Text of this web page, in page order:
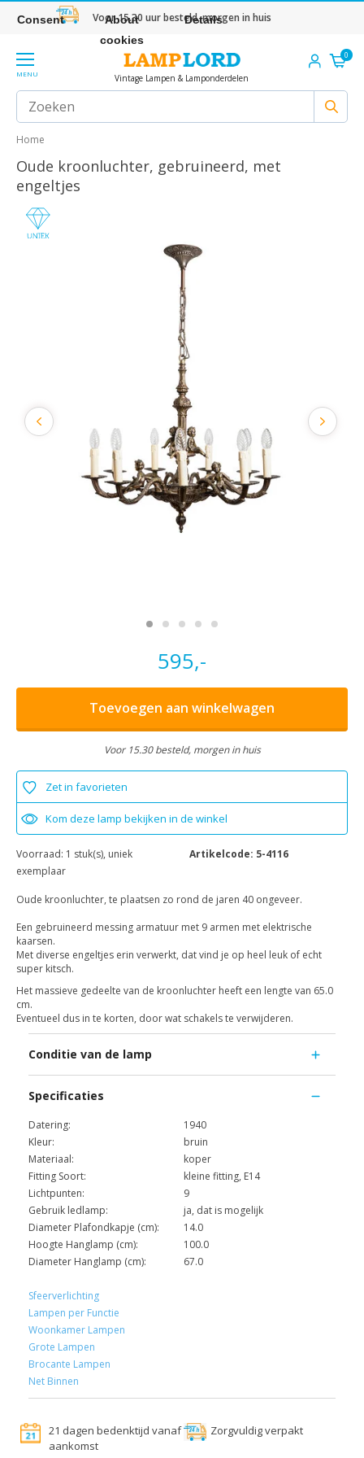
Voor 15.30 uur besteld, morgen in huis
MENU Vintage Lampen & Lamponderdelen
0
Home
Oude kroonluchter, gebruineerd, met
engeltjes
595,-
Toevoegen aan winkelwagen
Voor 15.30 besteld, morgen in huis
Zet in favorieten
Kom deze lamp bekijken in de winkel
Voorraad: 1 stuk(s), uniek
exemplaar
Artikelcode: 5-4116
Oude kroonluchter, te plaatsen zo rond de jaren 40 ongeveer.
Een gebruineerd messing armatuur met 9 armen met elektrische
kaarsen.
Met diverse engeltjes erin verwerkt, dat vind je op heel leuk of echt
super kitsch.
Het massieve gedeelte van de kroonluchter heeft een lengte van 65.0
cm.
Eventueel dus in te korten, door wat schakels te verwijderen.
Conditie van de lamp
Specificaties
Datering:
1940
Kleur:
bruin
Materiaal:
koper
Fitting Soort:
kleine fitting, E14
Lichtpunten:
9
Gebruik ledlamp:
ja, dat is mogelijk
Diameter Plafondkapje (cm):
14.0
Hoogte Hanglamp (cm):
100.0
Diameter Hanglamp (cm):
67.0
Sfeerverlichting
Lampen per Functie
Woonkamer Lampen
Grote Lampen
Brocante Lampen
Net Binnen
21 dagen bedenktijd vanaf
aankomst
Zorgvuldig verpakt
Consent
About
cookies
Details